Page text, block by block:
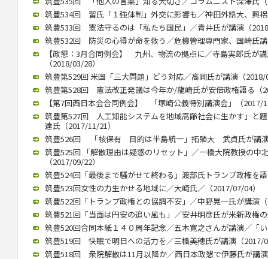
筑豊534回 習氏「１強体制」外交に影響も／神田外語大、興
筑豊533回 憲法守るのは「私たち国民」／青井氏が講演（
筑豊532回 防災の心得が命を救う／危機管理専門家、国崎氏
【政懇：3月合同例会】 九州、物流の拠点に／寺島実郎氏が
（2018/03/28）
筑豊第529回 米国「三大問題」どう対応／高岡氏が講演（
筑豊第528回 憲法改正発議は今年か/龍崎氏が安倍政権語る（
【第7回西日本会合同例会】 「塚崎公義特別講演会」（2017/
筑豊第527回 人工知能システムを地域高齢社会に生かす」と
達氏（2017/11/21）
筑豊526回 「核保有 目的は半島統一」拓殖大 武貞氏が講
筑豊525回 「解散理由は疑惑のリセット」／一橋大院教授の中
（2017/09/22）
筑豊524回「最後まで騒がせて終わる」渡部氏トランプ政権を
筑豊523回女性の力生かせる地域に／大崎氏／（2017/07/04）
筑豊522回「トランプ政権との協調不安」／中野晃一氏が講演
筑豊521回「当面は円安の追い風も」／安井明彦氏が米新政権
筑豊520回合同本紙１４０周年記念／五木寛之さんが講演／「
筑豊519回 快眠で明日への活力を／三橋美穂氏が講演（2017/
筑豊518回 衆院解散は11月以降か／西日本政懇で伊藤氏が講